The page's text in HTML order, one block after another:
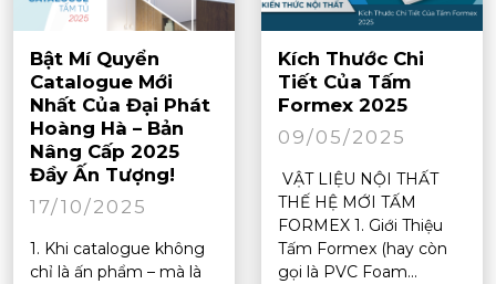
Bật Mí Quyển
Catalogue Mới
Nhất Của Đại Phát
Hoàng Hà – Bản
Nâng Cấp 2025
Đầy Ấn Tượng!
17/10/2025
1. Khi catalogue không
chỉ là ấn phẩm – mà là
Kích Thước Chi
Tiết Của Tấm
Formex 2025
09/05/2025
VẬT LIỆU NỘI THẤT
THẾ HỆ MỚI TẤM
FORMEX 1. Giới Thiệu
Tấm Formex (hay còn
gọi là PVC Foam...